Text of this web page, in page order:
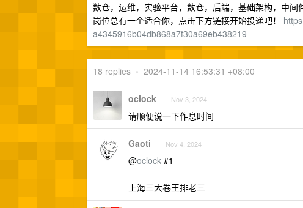
数仓，运维，实验平台，数仓，后端，基础架构，中
岗位总有一个适合你，点击下方链接开始投递吧！
a4345916b04db868a7f30a69eb438219
18 replies • 2024-11-14 16:53:31 +08:00
oclock Nov 3, 2024
请顺便说一下作息时间
Gaoti Nov 4, 2024
@oclock #1
上海三大卷王排老三